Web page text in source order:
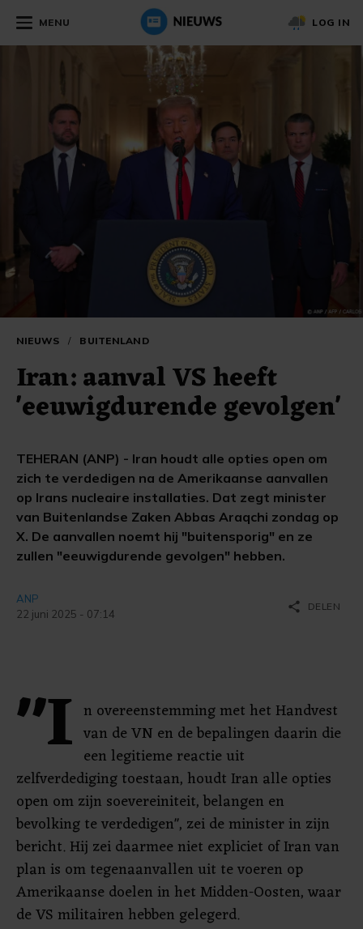
MENU LOG IN
NIEUWS / BUITENLAND
Iran: aanval VS heeft
'eeuwigdurende gevolgen'
TEHERAN (ANP) - Iran houdt alle opties open om
zich te verdedigen na de Amerikaanse aanvallen
op Irans nucleaire installaties. Dat zegt minister
van Buitenlandse Zaken Abbas Araqchi zondag op
X. De aanvallen noemt hij "buitensporig" en ze
zullen "eeuwigdurende gevolgen" hebben.
ANP
22 juni 2025 - 07:14
share DELEN
"I n overeenstemming met het Handvest
van de VN en de bepalingen daarin die
een legitieme reactie uit
zelfverdediging toestaan, houdt Iran alle opties
open om zijn soevereiniteit, belangen en
bevolking te verdedigen", zei de minister in zijn
bericht. Hij zei daarmee niet expliciet of Iran van
plan is om tegenaanvallen uit te voeren op
Amerikaanse doelen in het Midden-Oosten, waar
de VS militairen hebben gelegerd.